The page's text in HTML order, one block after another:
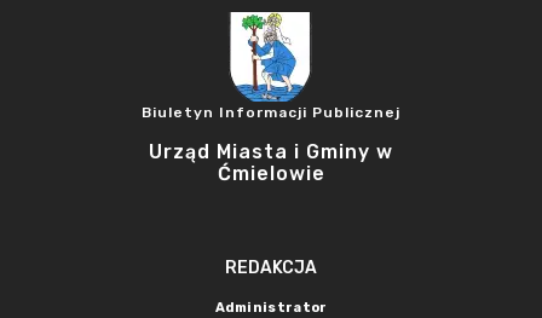
Biuletyn Informacji Publicznej
Urząd Miasta i Gminy w
Ćmielowie
REDAKCJA
Administrator